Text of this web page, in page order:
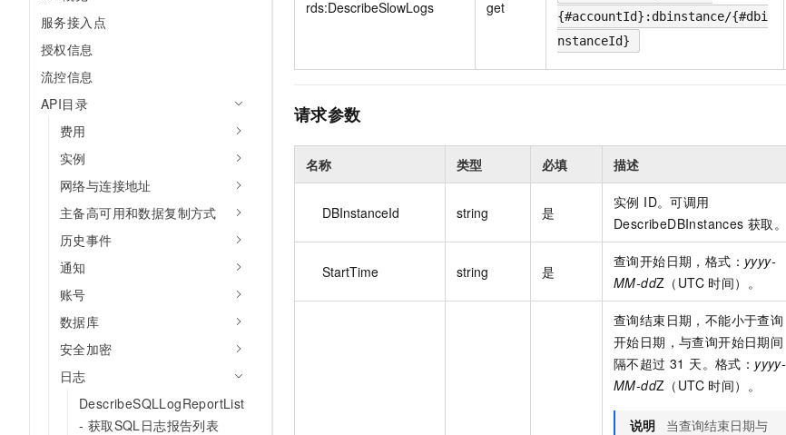
服务接入点
授权信息
流控信息
API目录
费用
实例
网络与连接地址
主备高可用和数据复制方式
历史事件
通知
账号
数据库
安全加密
日志
DescribeSQLLogReportList
- 获取SQL日志报告列表
rds:DescribeSlowLogs get
{#accountId}:dbinstance/{#dbi
nstanceId}
请求参数
名称 类型 必填 描述
DBInstanceId string 是
实例 ID。可调用
DescribeDBInstances 获取。
StartTime string 是
查询开始日期，格式： yyyy-
MM-ddZ（UTC 时间）。
查询结束日期，不能小于查询
开始日期，与查询开始日期间
隔不超过 31 天。格式： yyyy-
MM-ddZ（UTC 时间）。
说明
当查询结束日期与